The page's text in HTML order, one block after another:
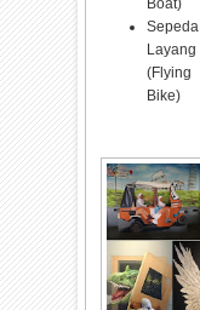
Boat)
Sepeda
Layang
(Flying
Bike)